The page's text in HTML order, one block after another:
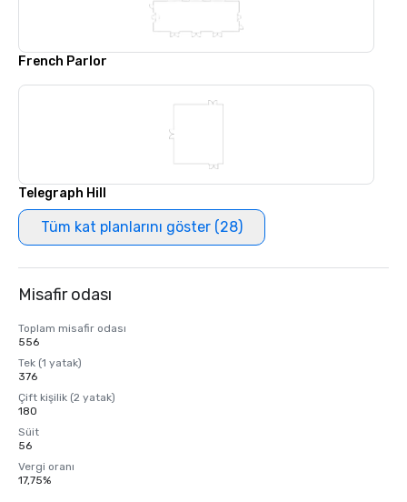
French Parlor
Telegraph Hill
Tüm kat planlarını göster (28)
Misafir odası
Toplam misafir odası
556
Tek (1 yatak)
376
Çift kişilik (2 yatak)
180
Süit
56
Vergi oranı
17,75%